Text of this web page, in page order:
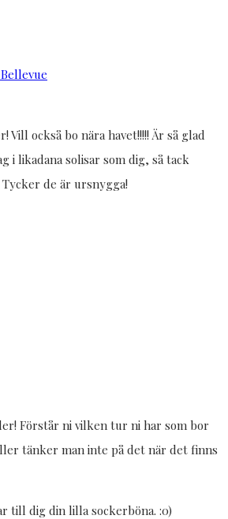
Vill också bo nära havet!!!!! Är så glad
i likadana solisar som dig, så tack
de är ursnygga!
Förstår ni vilken tur ni har som bor
tänker man inte på det när det finns
till dig din lilla sockerböna. :0)